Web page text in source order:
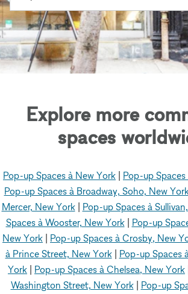
Explore more
spaces
Pop-up Spaces à New York Pop-up
Pop-up Spaces à Broadway, Soho, New
Mercer, New York| Pop-up Spaces à
Spaces à Wooster, New York| Pop-up
New York
Pop-up Spaces à Crosby, New
à Prince Street, New York| Pop-up Spaces
York
Pop-up Spaces à Chelsea, New York
Washington Street, New York| Pop-up